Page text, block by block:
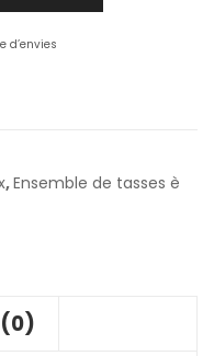
d’envies
,Ensemble de tasses è
(0)